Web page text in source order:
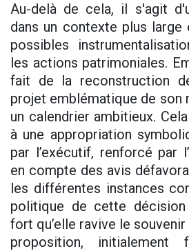
Au-delà de cela, il s'agit
dans un contexte plus
possibles
les actions patrimoniales.
fait de la reconstruction
projet emblématique de son
un calendrier ambitieux.
à une appropriation
par l’exécutif, renforcé par
en compte des avis
les différentes instances
politique de cette décision
fort qu’elle ravive le souvenir
proposition,